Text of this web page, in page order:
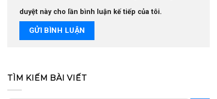
duyệt này cho lần bình luận kế tiếp của tôi.
TÌM KIẾM BÀI VIẾT